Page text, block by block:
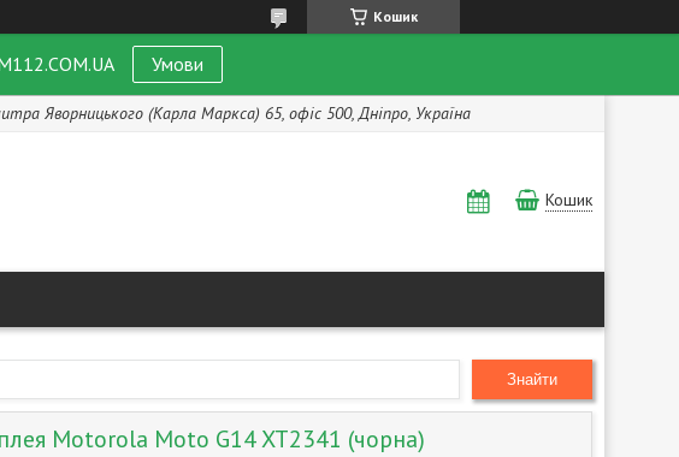
Кошик
Умови
Яворницького (Карла Маркса) 65, офіс 500, Дніпро, Україна
Кошик
Знайти
Motorola Moto G14 XT2341 (чорна)